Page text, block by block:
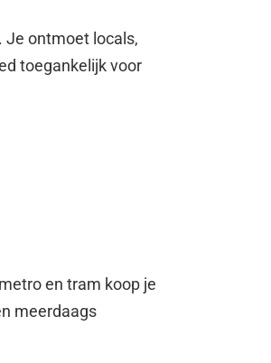
Je ontmoet locals,
toegankelijk voor
en tram koop je
meerdaags